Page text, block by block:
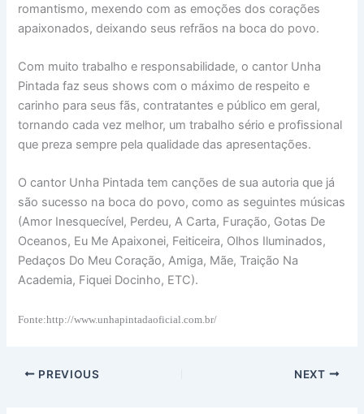
romantismo, mexendo com as emoções dos corações
apaixonados, deixando seus refrãos na boca do povo.
Com muito trabalho e responsabilidade, o cantor Unha
Pintada faz seus shows com o máximo de respeito e
carinho para seus fãs, contratantes e público em geral,
tornando cada vez melhor, um trabalho sério e profissional
que preza sempre pela qualidade das apresentações.
O cantor Unha Pintada tem canções de sua autoria que já
são sucesso na boca do povo, como as seguintes músicas
(Amor Inesquecível, Perdeu, A Carta, Furação, Gotas De
Oceanos, Eu Me Apaixonei, Feiticeira, Olhos Iluminados,
Pedaços Do Meu Coração, Amiga, Mãe, Traição Na
Academia, Fiquei Docinho, ETC).
Fonte:http://www.unhapintadaoficial.com.br/
PREVIOUS NEXT